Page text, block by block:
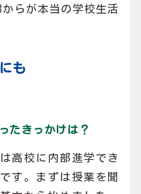
らが本当の学校生活
も
たきっかけは？
高校に内部進学でき
す。まずは授業を聞